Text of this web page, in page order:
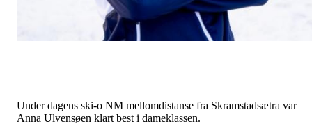
Under dagens ski-o NM mellomdistanse fra Skramstadsætra var
Anna Ulvensøen klart best i dameklassen.